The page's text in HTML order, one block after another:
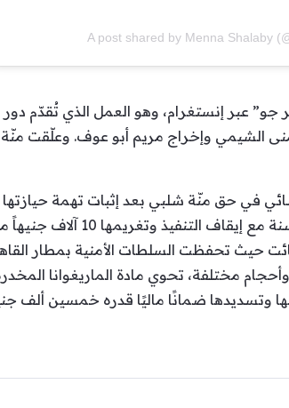
A post shared by Menna Shalaby
عبر إنستغرام، وهو العمل الذي تُقدّم دور
الشيمي وإخراج مريم أبو عوف. وعلّقت منّة
في حق منّة شلبي بعد إثبات تهمة
قضت محكمة جنايات القاهرة في مصر
حيث تحفظت السلطات الأمنية بمطار
القاهرة الدولي نحو 30 عبوة بأشكال وأحجام مختلفة، تحوي مادة
وتسديدها ضمانًا ماليًا قدره خمسين ألف